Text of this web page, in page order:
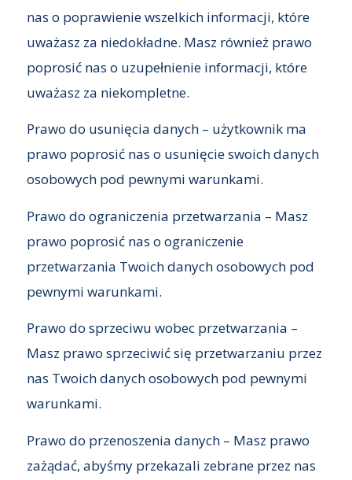
nas o poprawienie wszelkich informacji, które
uważasz za niedokładne. Masz również prawo
poprosić nas o uzupełnienie informacji, które
uważasz za niekompletne.
Prawo do usunięcia danych – użytkownik ma
prawo poprosić nas o usunięcie swoich danych
osobowych pod pewnymi warunkami.
Prawo do ograniczenia przetwarzania – Masz
prawo poprosić nas o ograniczenie
przetwarzania Twoich danych osobowych pod
pewnymi warunkami.
Prawo do sprzeciwu wobec przetwarzania –
Masz prawo sprzeciwić się przetwarzaniu przez
nas Twoich danych osobowych pod pewnymi
warunkami.
Prawo do przenoszenia danych – Masz prawo
zażądać, abyśmy przekazali zebrane przez nas